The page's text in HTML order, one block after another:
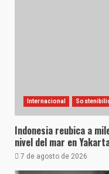
Internacional
Indonesia reubica a
nivel del mar en
7 de agosto de 2026